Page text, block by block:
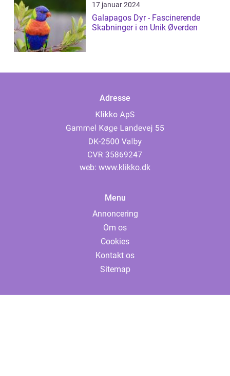
17 januar 2024
Galapagos Dyr - Fascinerende
Skabninger i en Unik Øverden
Adresse
web: www.klikko.dk
Menu
Annoncering
Om os
Cookies
Kontakt os
Sitemap